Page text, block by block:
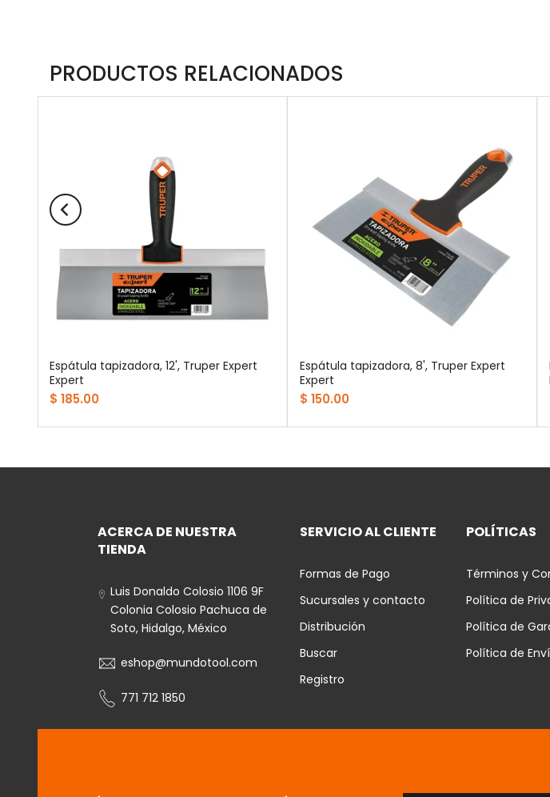
PRODUCTOS RELACIONADOS
Espátula tapizadora, 12', Truper Expert
Expert
$ 185.00
Espátula tapizadora, 8', Truper Expert
Expert
$ 150.00
ACERCA DE NUESTRA
TIENDA
Luis Donaldo Colosio 1106 9F
Colonia Colosio Pachuca de
Soto, Hidalgo, México
eshop@mundotool.com
771 712 1850
SERVICIO AL CLIENTE
Formas de Pago
Sucursales y contacto
Distribución
Buscar
Registro
POLÍTICAS
Términos y
Política de
Política de
Política de